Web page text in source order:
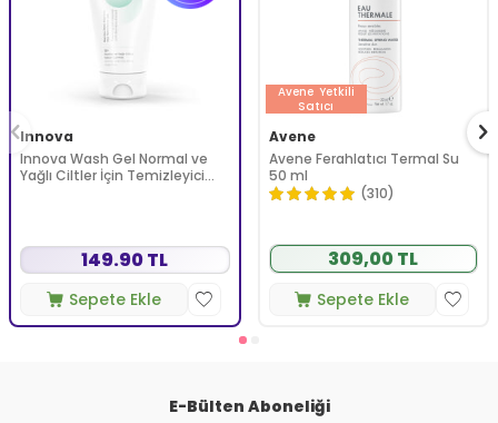
Innova
Innova Wash Gel Normal ve
Yağlı Ciltler İçin Temizleyici
149.90 TL
Sepete Ekle
Avene Yetkili
Satıcı
Avene
Avene Ferahlatıcı Termal Su
50 ml
(310)
309,00 TL
Sepete Ekle
E-Bülten Aboneliği